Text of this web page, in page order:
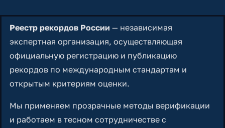
Реестр рекордов России — независимая
экспертная организация, осуществляющая
официальную регистрацию и публикацию
рекордов по международным стандартам и
открытым критериям оценки.
Мы применяем прозрачные методы верификации
и работаем в тесном сотрудничестве с